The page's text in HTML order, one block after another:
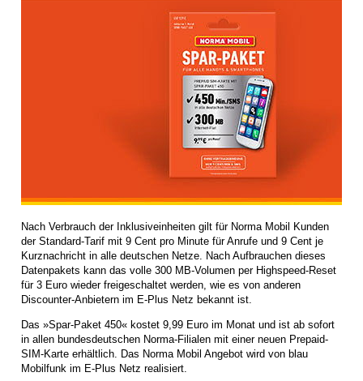
Nach Verbrauch der Inklusiveinheiten gilt für Norma Mobil Kunden
der Standard-Tarif mit 9 Cent pro Minute für Anrufe und 9 Cent je
Kurznachricht in alle deutschen Netze. Nach Aufbrauchen dieses
Datenpakets kann das volle 300 MB-Volumen per Highspeed-Reset
für 3 Euro wieder freigeschaltet werden, wie es von anderen
Discounter-Anbietern im E-Plus Netz bekannt ist.
Das »Spar-Paket 450« kostet 9,99 Euro im Monat und ist ab sofort
in allen bundesdeutschen Norma-Filialen mit einer neuen Prepaid-
SIM-Karte erhältlich. Das Norma Mobil Angebot wird von blau
Mobilfunk im E-Plus Netz realisiert.